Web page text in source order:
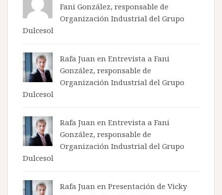
Fani González, responsable de
Organización Industrial del Grupo
Dulcesol
Rafa Juan en Entrevista a Fani
González, responsable de
Organización Industrial del Grupo
Dulcesol
Rafa Juan en Entrevista a Fani
González, responsable de
Organización Industrial del Grupo
Dulcesol
Rafa Juan en Presentación de Vicky